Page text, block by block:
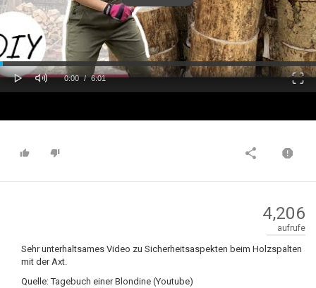
Play Mute
Current
0:00 / Duration
6:01
4,206
aufrufe
Sehr unterhaltsames Video zu Sicherheitsaspekten beim Holzspalten
mit der Axt.
Quelle: Tagebuch einer Blondine (Youtube)